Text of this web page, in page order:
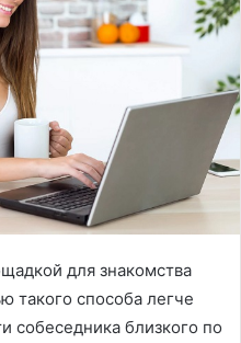
для знакомства
такого способа легче
собеседника близкого по